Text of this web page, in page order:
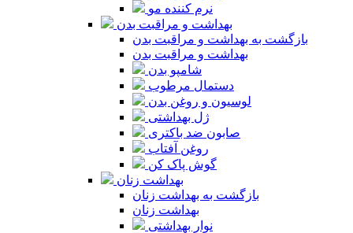
نرم کننده مو
بهداشت و مراقبت بدن
بازگشت به بهداشت و مراقبت بدن
بهداشت و مراقبت بدن
شامپو بدن
دستمال مرطوب
لوسیون و روغن بدن
ژل بهداشتی
صابون ضد باکتری
روغن آفتاب
گوش پاک کن
بهداشت زنان
بازگشت به بهداشت زنان
بهداشت زنان
نوار بهداشتی